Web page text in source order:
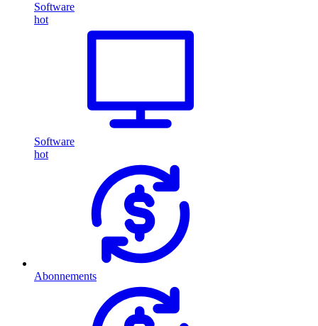
Software
hot
Software
hot
Abonnements